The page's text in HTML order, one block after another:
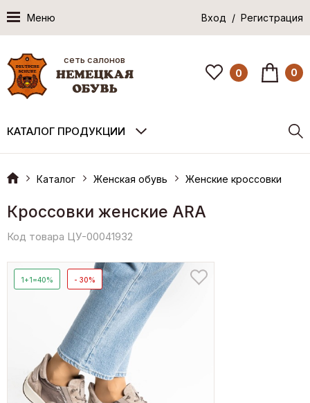
Меню Вход / Регистрация
сеть салонов
0 0
КАТАЛОГ ПРОДУКЦИИ
Каталог Женская обувь Женские кроссовки
Кроссовки женские ARA
Код товара ЦУ-00041932
1+1=40% - 30%